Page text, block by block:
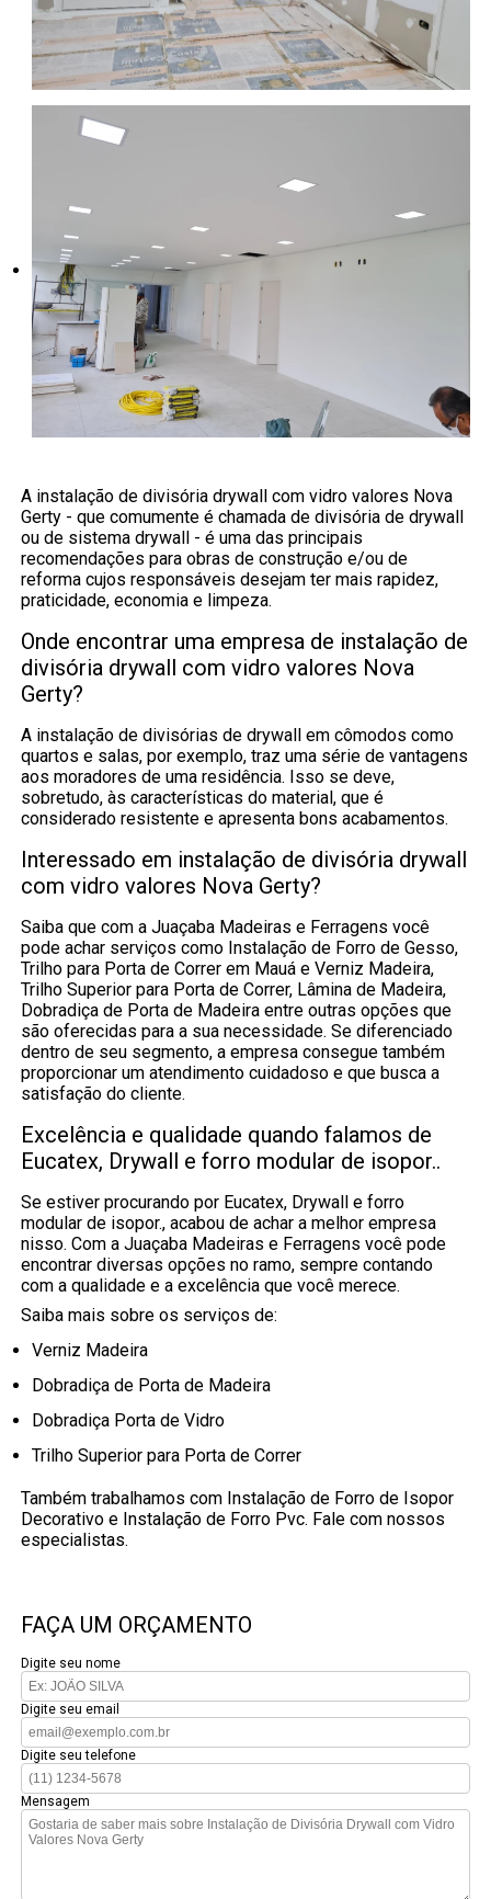
A instalação de divisória drywall com vidro valores Nova
Gerty - que comumente é chamada de divisória de drywall
ou de sistema drywall - é uma das principais
recomendações para obras de construção e/ou de
reforma cujos responsáveis desejam ter mais rapidez,
praticidade, economia e limpeza.
Onde encontrar uma empresa de instalação de
divisória drywall com vidro valores Nova
Gerty?
A instalação de divisórias de drywall em cômodos como
quartos e salas, por exemplo, traz uma série de vantagens
aos moradores de uma residência. Isso se deve,
sobretudo, às características do material, que é
considerado resistente e apresenta bons acabamentos.
Interessado em instalação de divisória drywall
com vidro valores Nova Gerty?
Saiba que com a Juaçaba Madeiras e Ferragens você
pode achar serviços como Instalação de Forro de Gesso,
Trilho para Porta de Correr em Mauá e Verniz Madeira,
Trilho Superior para Porta de Correr, Lâmina de Madeira,
Dobradiça de Porta de Madeira entre outras opções que
são oferecidas para a sua necessidade. Se diferenciado
dentro de seu segmento, a empresa consegue também
proporcionar um atendimento cuidadoso e que busca a
satisfação do cliente.
Excelência e qualidade quando falamos de
Eucatex, Drywall e forro modular de isopor..
Se estiver procurando por Eucatex, Drywall e forro
modular de isopor., acabou de achar a melhor empresa
nisso. Com a Juaçaba Madeiras e Ferragens você pode
encontrar diversas opções no ramo, sempre contando
com a qualidade e a excelência que você merece.
Saiba mais sobre os serviços de:
Verniz Madeira
Dobradiça de Porta de Madeira
Dobradiça Porta de Vidro
Trilho Superior para Porta de Correr
Também trabalhamos com Instalação de Forro de Isopor
Decorativo e Instalação de Forro Pvc. Fale com nossos
especialistas.
FAÇA UM ORÇAMENTO
Digite seu nome
Digite seu email
Digite seu telefone
Mensagem